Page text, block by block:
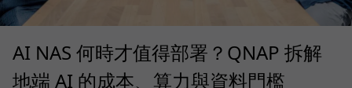
AI NAS 何時才值得部署？QNAP 拆解
地端 AI 的成本、算力與資料門檻